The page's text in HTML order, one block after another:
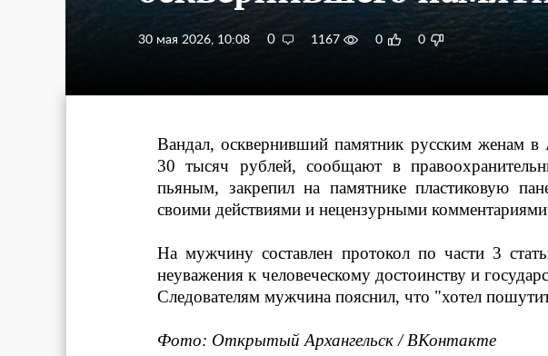
30 мая 2026, 10:08 0 1167 0 0
Вандал, осквернивший памятник русским женам
30 тысяч рублей, сообщают в
пьяным, закрепил на памятнике пластиковую
своими действиями и нецензурными
На мужчину составлен протокол по части 3
неуважения к человеческому достоинству и
Следователям мужчина пояснил, что "хотел
Фото: Открытый Архангельск / ВКонтакте